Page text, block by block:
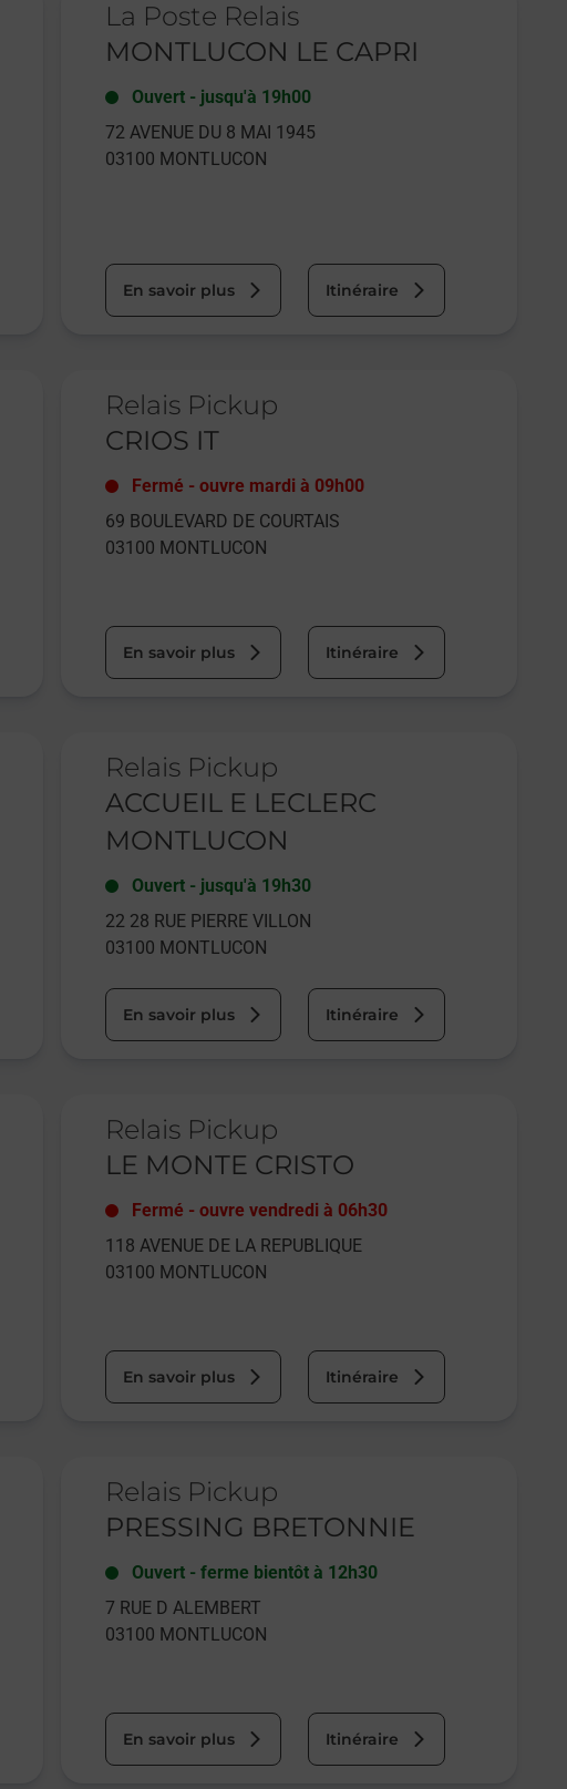
La Poste Relais
MONTLUCON LE CAPRI
Ouvert - jusqu'à 19h00
72 AVENUE DU 8 MAI 1945
03100 MONTLUCON
En savoir plus Itinéraire
Relais Pickup
CRIOS IT
Fermé -ouvre mardi à 09h00
69 BOULEVARD DE COURTAIS
03100 MONTLUCON
En savoir plus Itinéraire
Relais Pickup
ACCUEIL E LECLERC
MONTLUCON
Ouvert - jusqu'à 19h30
22 28 RUE PIERRE VILLON
03100 MONTLUCON
En savoir plus Itinéraire
Relais Pickup
LE MONTE CRISTO
Fermé -ouvre vendredi à 06h30
118 AVENUE DE LA REPUBLIQUE
03100 MONTLUCON
En savoir plus Itinéraire
Relais Pickup
PRESSING BRETONNIE
Ouvert -ferme bientôt à 12h30
7 RUE D ALEMBERT
03100 MONTLUCON
En savoir plus Itinéraire